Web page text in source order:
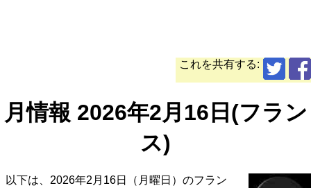
これを共有する:
月情報 2026年2月16日(フラン
ス)
以下は、2026年2月16日（月曜日）のフラン